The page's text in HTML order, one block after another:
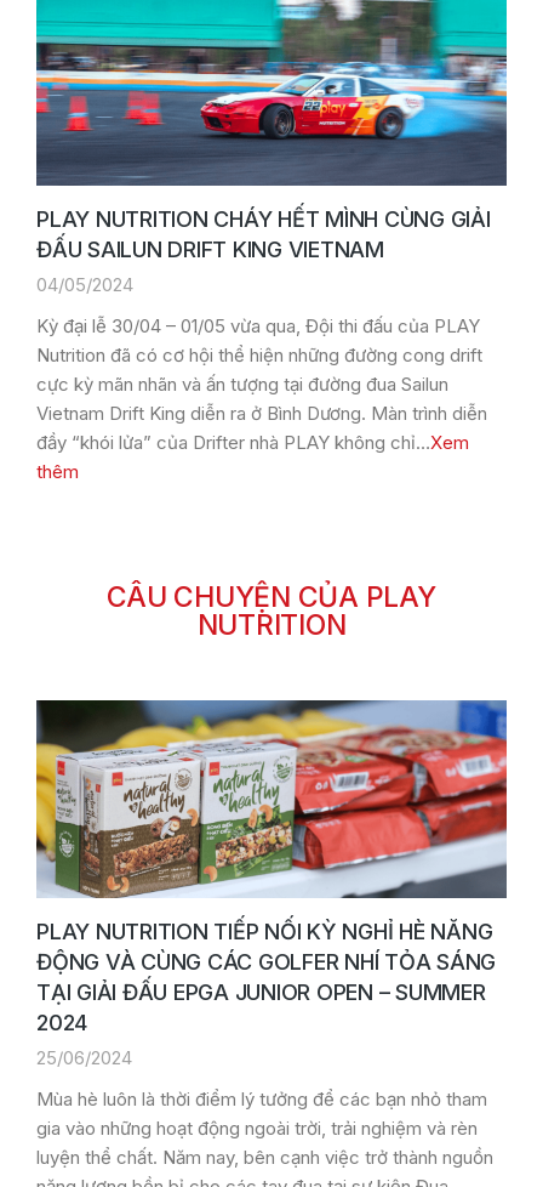
PLAY NUTRITION CHÁY HẾT MÌNH CÙNG GIẢI
ĐẤU SAILUN DRIFT KING VIETNAM
04/05/2024
Kỳ đại lễ 30/04 – 01/05 vừa qua, Đội thi đấu của PLAY
Nutrition đã có cơ hội thể hiện những đường cong drift
cực kỳ mãn nhãn và ấn tượng tại đường đua Sailun
Vietnam Drift King diễn ra ở Bình Dương. Màn trình diễn
đầy “khói lửa” của Drifter nhà PLAY không chỉ…Xem
thêm
CÂU CHUYỆN CỦA PLAY
NUTRITION
PLAY NUTRITION TIẾP NỐI KỲ NGHỈ HÈ NĂNG
ĐỘNG VÀ CÙNG CÁC GOLFER NHÍ TỎA SÁNG
TẠI GIẢI ĐẤU EPGA JUNIOR OPEN – SUMMER
2024
25/06/2024
Mùa hè luôn là thời điểm lý tưởng để các bạn nhỏ tham
gia vào những hoạt động ngoài trời, trải nghiệm và rèn
luyện thể chất. Năm nay, bên cạnh việc trở thành nguồn